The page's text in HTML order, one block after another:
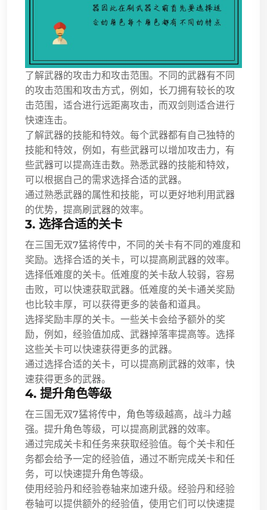
了解武器的攻击力和攻击范围。不同的武器有不同
的攻击范围和攻击方式，例如，长刀拥有较长的攻
击范围，适合进行远距离攻击，而双剑则适合进行
快速连击。
了解武器的技能和特效。每个武器都有自己独特的
技能和特效，例如，有些武器可以增加攻击力，有
些武器可以提高连击数。熟悉武器的技能和特效，
可以根据自己的需求选择合适的武器。
通过熟悉武器的属性和技能，可以更好地利用武器
的优势，提高刷武器的效率。
3. 选择合适的关卡
在三国无双7猛将传中，不同的关卡有不同的难度和
奖励。选择合适的关卡，可以提高刷武器的效率。
选择低难度的关卡。低难度的关卡敌人较弱，容易
击败，可以快速获取武器。低难度的关卡通关奖励
也比较丰厚，可以获得更多的装备和道具。
选择奖励丰厚的关卡。一些关卡会给予额外的奖
励，例如，经验值加成、武器掉落率提高等。选择
这些关卡可以快速获得更多的武器。
通过选择合适的关卡，可以提高刷武器的效率，快
速获得更多的武器。
4. 提升角色等级
在三国无双7猛将传中，角色等级越高，战斗力越
强。提升角色等级，可以提高刷武器的效率。
通过完成关卡和任务来获取经验值。每个关卡和任
务都会给予一定的经验值，通过不断完成关卡和任
务，可以快速提升角色等级。
使用经验丹和经验卷轴来加速升级。经验丹和经验
卷轴可以提供额外的经验值，使用它们可以快速提